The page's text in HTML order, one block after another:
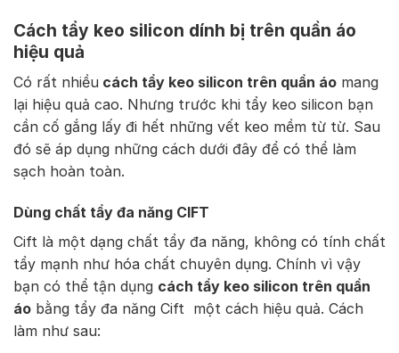
Cách tẩy keo silicon dính bị trên quần áo
hiệu quả
Có rất nhiều cách tẩy keo silicon trên quần áo mang
lại hiệu quả cao. Nhưng trước khi tẩy keo silicon bạn
cần cố gắng lấy đi hết những vết keo mềm từ từ. Sau
đó sẽ áp dụng những cách dưới đây để có thể làm
sạch hoàn toàn.
Dùng chất tẩy đa năng CIFT
Cift là một dạng chất tẩy đa năng, không có tính chất
tẩy mạnh như hóa chất chuyên dụng. Chính vì vậy
bạn có thể tận dụng cách tẩy keo silicon trên quần
áo bằng tẩy đa năng Cift một cách hiệu quả. Cách
làm như sau: